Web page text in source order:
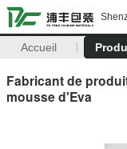
Accueil
Fabricant de
mousse d'Eva